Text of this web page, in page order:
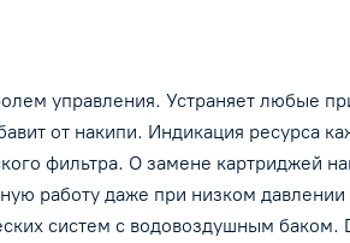
картриджей напомнит
индикация ресурса каждого
бесшумный насос
даже при низком давлении от
Инновационный водоводяной
управления. Устраняет любые
от накипи. Индикация ресурса
фильтра. О замене картриджей
работу даже при низком
систем с водовоздушным